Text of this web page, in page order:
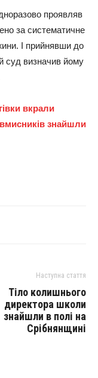
проявляв
за систематичне
І прийнявши до
суд визначив йому
вкрали
знайшли
Наступна стаття
Тіло колишнього
директора школи
знайшли в полі на
Срібнянщині